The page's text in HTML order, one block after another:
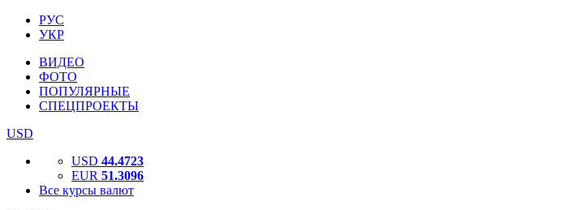
РУС
УКР
ВИДЕО
ФОТО
ПОПУЛЯРНЫЕ
СПЕЦПРОЕКТЫ
USD
USD 44.4723
EUR 51.3096
Все курсы валют